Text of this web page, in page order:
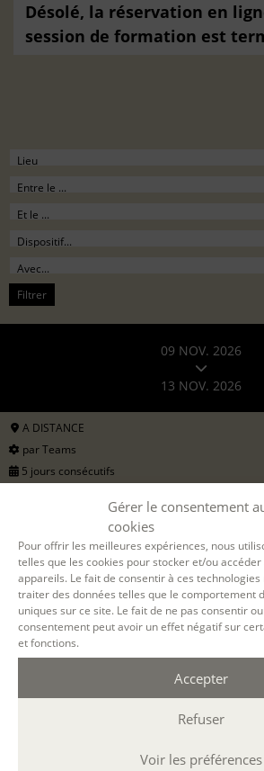
Gérer le consentement
cookies
Pour offrir les meilleures expériences, nous
telles que les cookies pour stocker et/ou
appareils. Le fait de consentir à ces
traiter des données telles que le comportement
uniques sur ce site. Le fait de ne pas consentir
consentement peut avoir un effet négatif sur
et fonctions.
Accepter
Refuser
Voir les préférences
Désolé, la réservation en
session de formation est
Filtrer
09 NOV. 2026
13 NOV. 2026
A DISTANCE
par Teams
5 jours consécutifs
ARTISTES-AUTEURS
ÉCRIRE ET ILLUSTRER POUR LA
AUTEURS)
09 nov 2026, 10 nov 2026, 11 nov 2026, 12 nov 2026,
avec Bénédicte De Soos
788 € ou 3 x 263€
pour les particuliers
DEMANDER UN DEVIS